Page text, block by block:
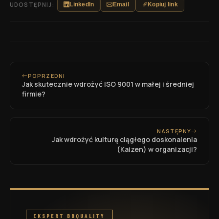
UDOSTĘPNIJ: LinkedIn Email Kopiuj link
POPRZEDNI
Jak skutecznie wdrożyć ISO 9001 w małej i średniej
firmie?
NASTĘPNY
Jak wdrożyć kulturę ciągłego doskonalenia
(Kaizen) w organizacji?
EKSPERT BBQUALITY